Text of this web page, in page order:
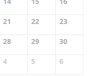
21 22 23
28 29 30
4 5 6